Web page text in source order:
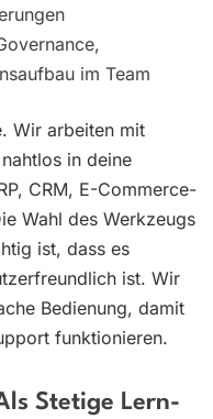
im Team
Wir arbeiten mit
in deine
CRM, E-Commerce-
Wahl des Werkzeugs
ist, dass es
ist. Wir
Bedienung, damit
funktionieren.
Stetige Lern-